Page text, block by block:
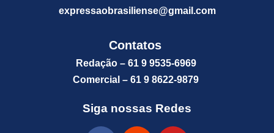
expressaobrasiliense@gmail.com
Contatos
Redação – 61 9 9535-6969
Comercial – 61 9 8622-9879
Siga nossas Redes